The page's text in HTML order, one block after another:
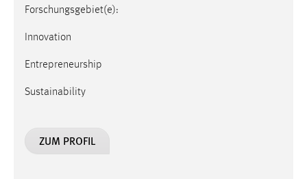
Forschungsgebiet(e):
Innovation
Entrepreneurship
Sustainability
ZUM PROFIL